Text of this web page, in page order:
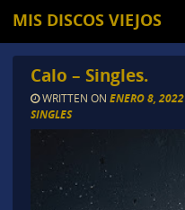
MIS DISCOS VIEJOS
Calo – Singles.
WRITTEN ON ENERO 8, 2022
SINGLES